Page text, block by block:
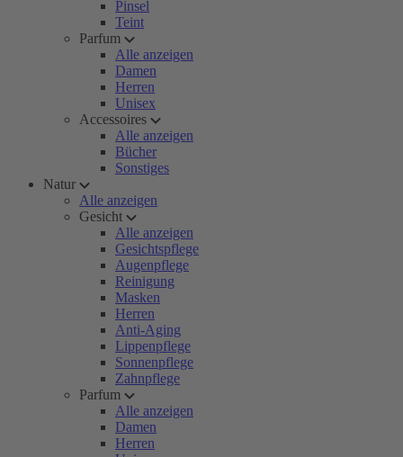
Pinsel
Teint
Parfum
Alle anzeigen
Damen
Herren
Unisex
Accessoires
Alle anzeigen
Bücher
Sonstiges
Natur
Alle anzeigen
Gesicht
Alle anzeigen
Gesichtspflege
Augenpflege
Reinigung
Masken
Herren
Anti-Aging
Lippenpflege
Sonnenpflege
Zahnpflege
Parfum
Alle anzeigen
Damen
Herren